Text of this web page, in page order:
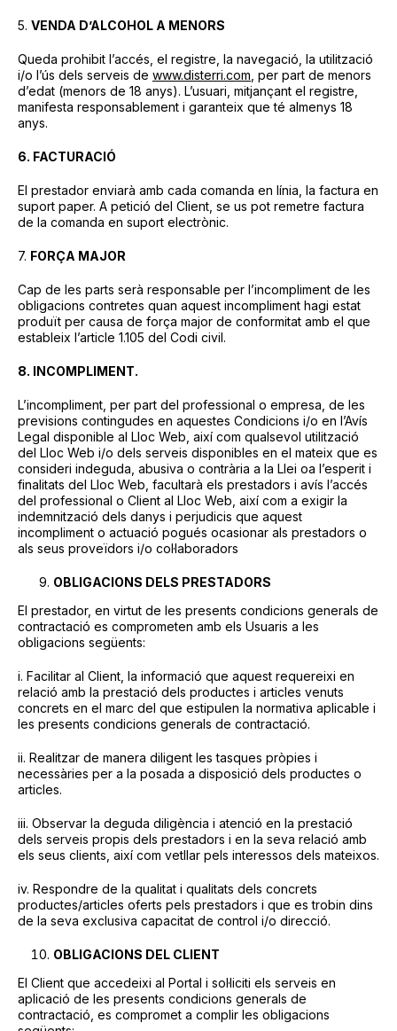
5. VENDA D’ALCOHOL A MENORS
Queda prohibit l’accés, el registre, la navegació, la utilització
i/o l’ús dels serveis de www.disterri.com , per part de menors
d’edat (menors de 18 anys). L’usuari, mitjançant el registre,
manifesta responsablement i garanteix que té almenys 18
anys.
6. FACTURACIÓ
El prestador enviarà amb cada comanda en línia, la factura en
suport paper. A petició del Client, se us pot remetre factura
de la comanda en suport electrònic.
7. FORÇA MAJOR
Cap de les parts serà responsable per l’incompliment de les
obligacions contretes quan aquest incompliment hagi estat
produït per causa de força major de conformitat amb el que
estableix l’article 1.105 del Codi civil.
8. INCOMPLIMENT.
L’incompliment, per part del professional o empresa, de les
previsions contingudes en aquestes Condicions i/o en l’Avís
Legal disponible al Lloc Web, així com qualsevol utilització
del Lloc Web i/o dels serveis disponibles en el mateix que es
consideri indeguda, abusiva o contrària a la Llei oa l’esperit i
finalitats del Lloc Web, facultarà els prestadors i avís l’accés
del professional o Client al Lloc Web, així com a exigir la
indemnització dels danys i perjudicis que aquest
incompliment o actuació pogués ocasionar als prestadors o
als seus proveïdors i/o col·laboradors
OBLIGACIONS DELS PRESTADORS
El prestador, en virtut de les presents condicions generals de
contractació es comprometen amb els Usuaris a les
obligacions següents:
i. Facilitar al Client, la informació que aquest requereixi en
relació amb la prestació dels productes i articles venuts
concrets en el marc del que estipulen la normativa aplicable i
les presents condicions generals de contractació.
ii. Realitzar de manera diligent les tasques pròpies i
necessàries per a la posada a disposició dels productes o
articles.
iii. Observar la deguda diligència i atenció en la prestació
dels serveis propis dels prestadors i en la seva relació amb
els seus clients, així com vetllar pels interessos dels mateixos.
iv. Respondre de la qualitat i qualitats dels concrets
productes/articles oferts pels prestadors i que es trobin dins
de la seva exclusiva capacitat de control i/o direcció.
OBLIGACIONS DEL CLIENT
El Client que accedeixi al Portal i sol·liciti els serveis en
aplicació de les presents condicions generals de
contractació, es compromet a complir les obligacions